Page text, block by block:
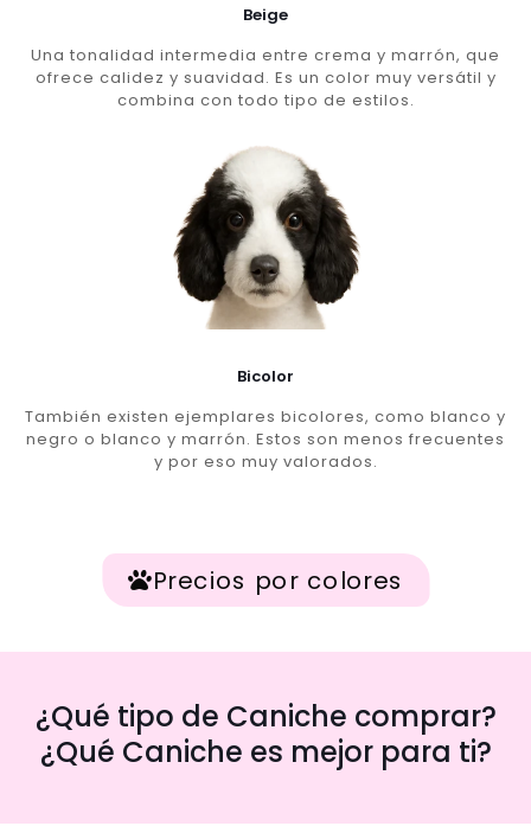
Beige
Una tonalidad intermedia entre crema y marrón, que
ofrece calidez y suavidad. Es un color muy versátil y
combina con todo tipo de estilos.
Bicolor
También existen ejemplares bicolores, como blanco y
negro o blanco y marrón. Estos son menos frecuentes
y por eso muy valorados.
Precios por colores
¿Qué tipo de Caniche comprar?
¿Qué Caniche es mejor para ti?